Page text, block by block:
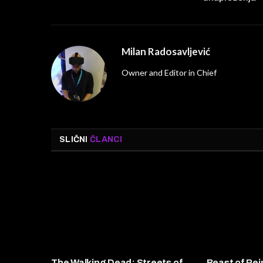
Milan Radosavljević
Owner and Editor in Chief
SLIČNI ČLANCI